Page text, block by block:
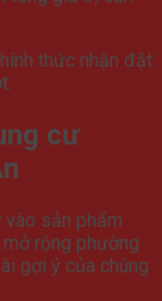
thức nhận đặt
cư
sản phẩm
rộng phường
gợi ý của chúng